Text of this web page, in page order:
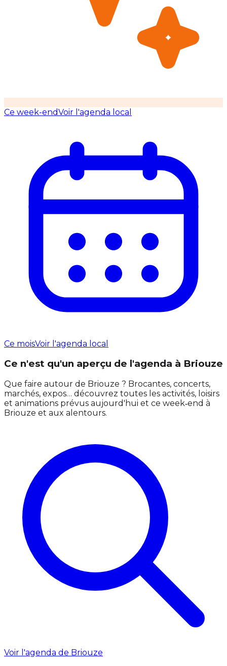
Ce week-endVoir l'agenda local
Ce moisVoir l'agenda local
Ce n'est qu'un aperçu de l'agenda à Briouze
Que faire autour de Briouze ? Brocantes, concerts,
marchés, expos… découvrez toutes les activités, loisirs
et animations prévus aujourd'hui et ce week‑end à
Briouze et aux alentours.
Voir l'agenda de Briouze